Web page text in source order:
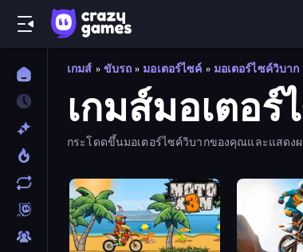
เกมส์ » ขับรถ » มอเตอร์ไซค์ » มอเตอร์ไซค์วิบาก
เกมส์มอเตอ
กระโดดขึ้นมอเตอร์ไซค์วิบากของคุณและแสดง